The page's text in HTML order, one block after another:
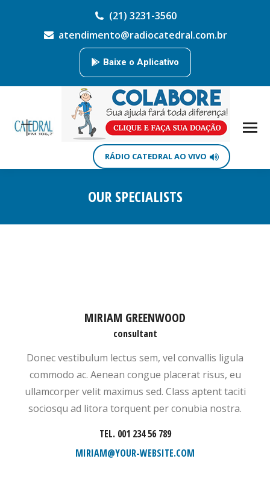
(21) 3231-3560
atendimento@radiocatedral.com.br
Baixe o Aplicativo
RÁDIO CATEDRAL AO VIVO
OUR SPECIALISTS
MIRIAM GREENWOOD
consultant
Donec vestibulum lectus sem, vel convallis ligula
commodo ac. Aenean congue placerat risus, eu
ullamcorper velit maximus sed. Class aptent taciti
sociosqu ad litora torquent per conubia nostra.
TEL. 001 234 56 789
MIRIAM@YOUR-WEBSITE.COM